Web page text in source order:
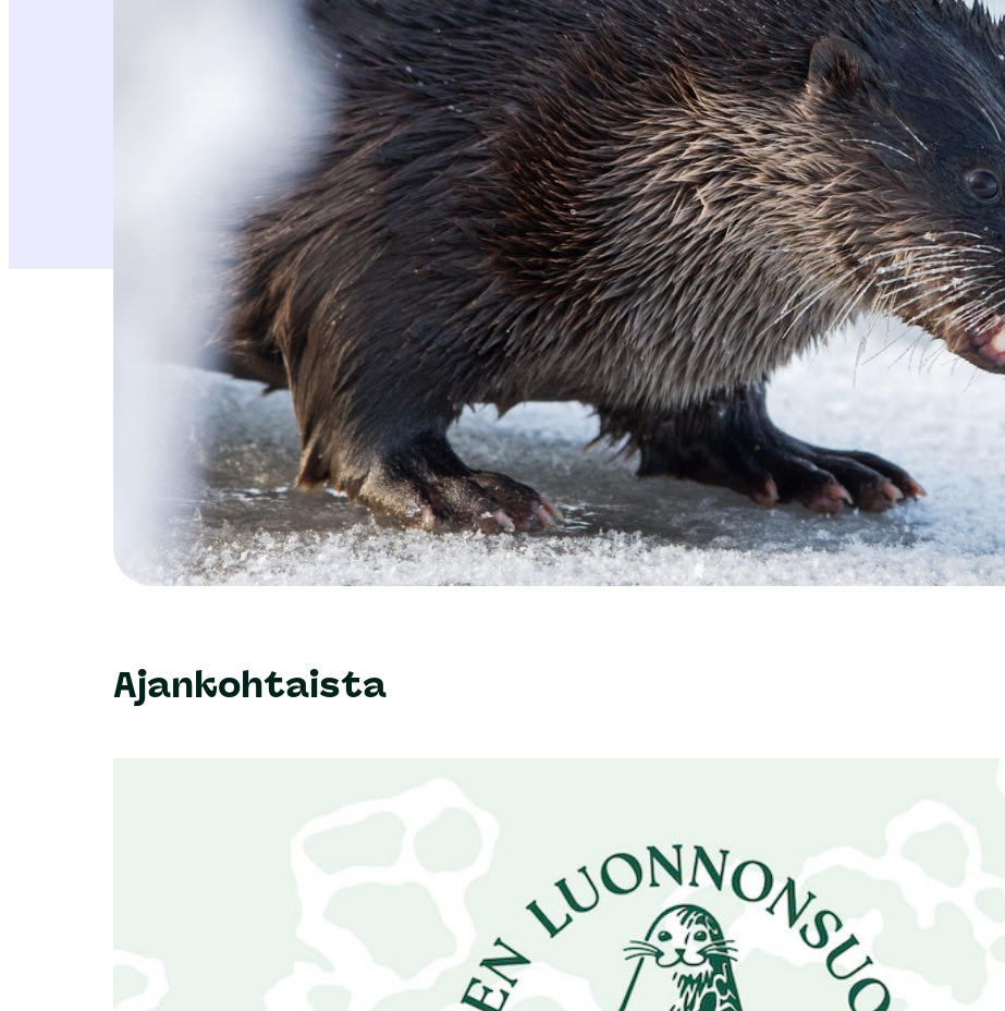
Saukonjälki nro 9 julkaistu 4.5.2018
Uusin Saukonjälki on pdf-muodossa oleva nettilehti.
Saukonjälki nro 9 avautuu täältä
Ajankohtaista